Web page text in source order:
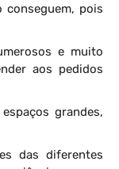
pois
e muito
aos pedidos
grandes,
das diferentes